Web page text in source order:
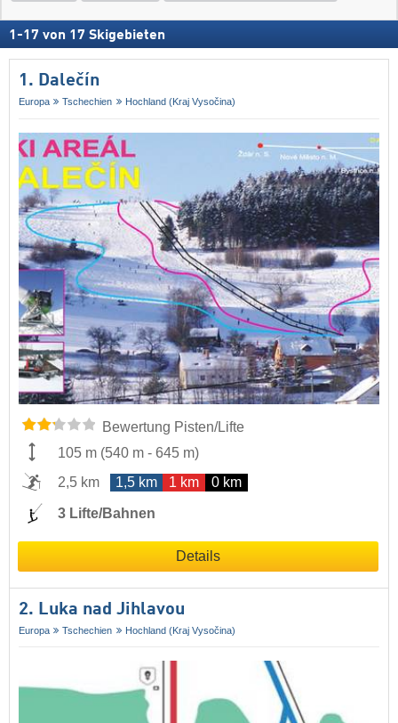
1 -17 von 17 Skigebieten
1. Dalečín
Europa Tschechien Hochland (Kraj Vysočina)
Bewertung Pisten/Lifte
105 m (540 m - 645 m)
2,5 km
1,5 km 1 km 0 km
3 Lifte/Bahnen
Details
2. Luka nad Jihlavou
Europa Tschechien Hochland (Kraj Vysočina)